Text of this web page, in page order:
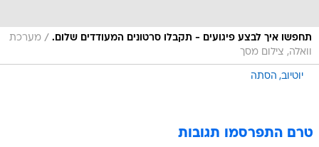
תחפשו איך לבצע פיגועים - תקבלו סרטונים המעודדים שלום. / מערכת
וואלה, צילום מסך
יוטיוב הסתה
טרם התפרסמו תגובות